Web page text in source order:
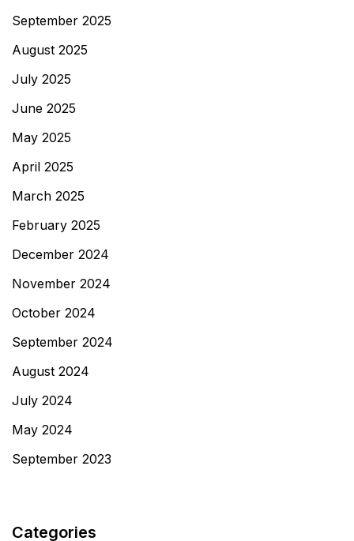
September 2025
August 2025
July 2025
June 2025
May 2025
April 2025
March 2025
February 2025
December 2024
November 2024
October 2024
September 2024
August 2024
July 2024
May 2024
September 2023
Categories